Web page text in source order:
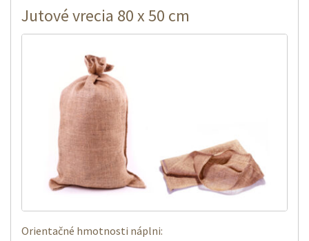
Jutové vrecia 80 x 50 cm
Orientačné hmotnosti náplni: